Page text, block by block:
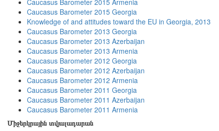
Caucasus Barometer 2015 Armenia
Caucasus Barometer 2015 Georgia
Knowledge of and attitudes toward the EU in Georgia, 2013
Caucasus Barometer 2013 Georgia
Caucasus Barometer 2013 Azerbaijan
Caucasus Barometer 2013 Armenia
Caucasus Barometer 2012 Georgia
Caucasus Barometer 2012 Azerbaijan
Caucasus Barometer 2012 Armenia
Caucasus Barometer 2011 Georgia
Caucasus Barometer 2011 Azerbaijan
Caucasus Barometer 2011 Armenia
Միջերկրային տվյալադարան